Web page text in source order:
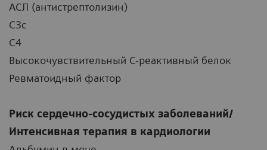
АСЛ (антистрептолизин)
C3c
C4
Высокочувствительный С-реактивный белок
Ревматоидный фактор
Риск сердечно-сосудистых заболеваний/
Интенсивная терапия в кардиологии